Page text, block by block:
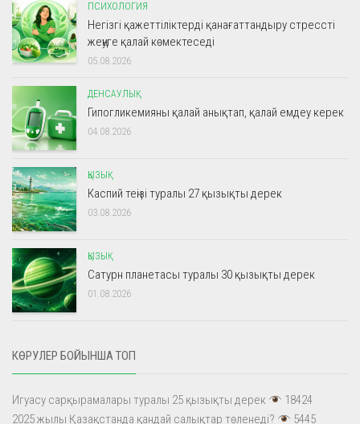
ПСИХОЛОГИЯ
Негізгі қажеттіліктерді қанағаттандыру стрессті
жеңуге қалай көмектеседі
05.08.2026
ДЕНСАУЛЫҚ
Гипогликемияны қалай анықтап, қалай емдеу керек
04.08.2026
ҚЫЗЫҚ
Каспий теңізі туралы 27 қызықты дерек
03.08.2026
ҚЫЗЫҚ
Сатурн планетасы туралы 30 қызықты дерек
01.08.2026
КӨРУЛЕР БОЙЫНША ТОП
Игуасу сарқырамалары туралы 25 қызықты дерек
18424
2025 жылы Қазақстанда қандай салықтар төленеді?
5445